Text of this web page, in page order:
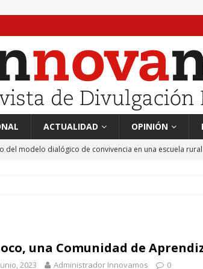
ACTUALIDAD OPINIÓN
del modelo dialógico de convivencia en una escuela rural
Llanos
MIL PALABRAS
una Comunidad de
2023 Administrador Innovamos 0